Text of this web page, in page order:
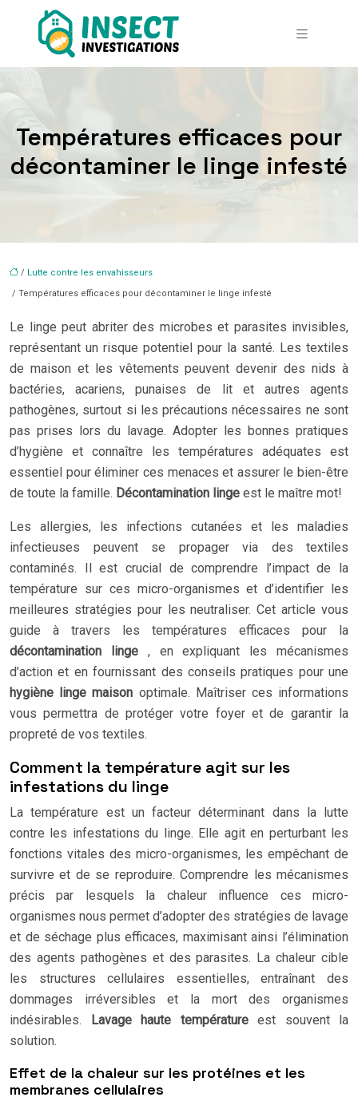
Températures efficaces pour
décontaminer le linge infesté
/ Lutte contre les envahisseurs
/ Températures efficaces pour décontaminer le linge infesté
Le linge peut abriter des microbes et parasites invisibles,
représentant un risque potentiel pour la santé. Les textiles
de maison et les vêtements peuvent devenir des nids à
bactéries, acariens, punaises de lit et autres agents
pathogènes, surtout si les précautions nécessaires ne sont
pas prises lors du lavage. Adopter les bonnes pratiques
d’hygiène et connaître les températures adéquates est
essentiel pour éliminer ces menaces et assurer le bien-être
de toute la famille. Décontamination linge est le maître mot!
Les allergies, les infections cutanées et les maladies
infectieuses peuvent se propager via des textiles
contaminés. Il est crucial de comprendre l’impact de la
température sur ces micro-organismes et d’identifier les
meilleures stratégies pour les neutraliser. Cet article vous
guide à travers les températures efficaces pour la
décontamination linge , en expliquant les mécanismes
d’action et en fournissant des conseils pratiques pour une
hygiène linge maison optimale. Maîtriser ces informations
vous permettra de protéger votre foyer et de garantir la
propreté de vos textiles.
Comment la température agit sur les
infestations du linge
La température est un facteur déterminant dans la lutte
contre les infestations du linge. Elle agit en perturbant les
fonctions vitales des micro-organismes, les empêchant de
survivre et de se reproduire. Comprendre les mécanismes
précis par lesquels la chaleur influence ces micro-
organismes nous permet d’adopter des stratégies de lavage
et de séchage plus efficaces, maximisant ainsi l’élimination
des agents pathogènes et des parasites. La chaleur cible
les structures cellulaires essentielles, entraînant des
dommages irréversibles et la mort des organismes
indésirables.
Lavage haute température est souvent la
solution.
Effet de la chaleur sur les protéines et les
membranes cellulaires